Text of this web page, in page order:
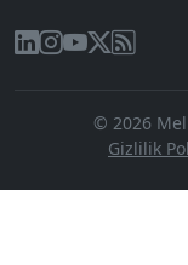
© 2026
Gizlilik